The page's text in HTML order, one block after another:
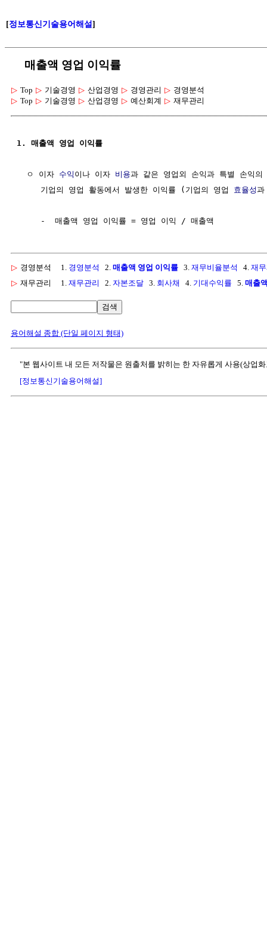
[정보통신기술용어해설]
매출액 영업 이익률
▷ Top ▷ 기술경영 ▷ 산업경영 ▷ 경영관리 ▷ 경영분석
▷ Top ▷ 기술경영 ▷ 산업경영 ▷ 예산회계 ▷ 재무관리
1. 매출액 영업 이익률
  ㅇ 이자
수익 이나 이자 비용과 같은 영업외 손익과 특별 손익의
     기업의 영업 활동에서 발생한 이익률 (기업의 영업
효율성
▷ 경영분석 1. 경영분석 2. 매출액 영업 이익률 3. 재무비율분석 4. 재
▷ 재무관리 1. 재무관리 2. 자본조달 3. 회사채 4. 기대수익률 5. 매출
검색
용어해설 종합 (단일 페이지 형태)
"본 웹사이트 내 모든 저작물은 원출처를 밝히는 한 자유롭게 사용(상업
[정보통신기술용어해설]